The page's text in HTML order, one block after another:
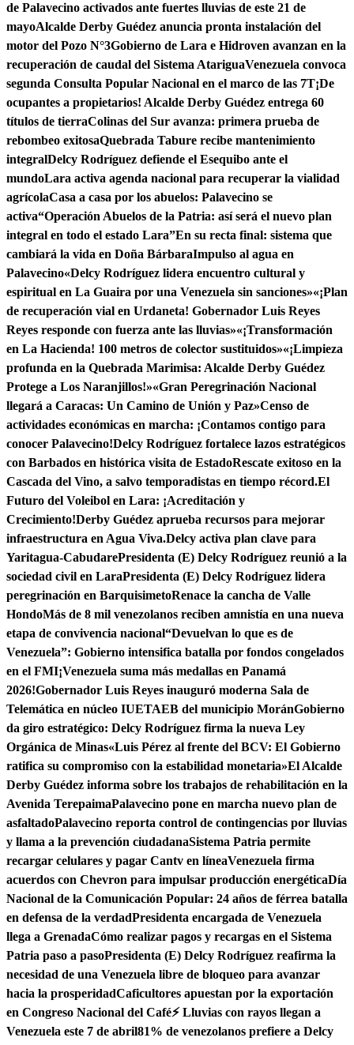
de Palavecino activados ante fuertes lluvias de este 21 de
mayoAlcalde Derby Guédez anuncia pronta instalación del
motor del Pozo N°3Gobierno de Lara e Hidroven avanzan en la
recuperación de caudal del Sistema AtariguaVenezuela convoca
segunda Consulta Popular Nacional en el marco de las 7T¡De
ocupantes a propietarios! Alcalde Derby Guédez entrega 60
títulos de tierraColinas del Sur avanza: primera prueba de
rebombeo exitosaQuebrada Tabure recibe mantenimiento
integralDelcy Rodríguez defiende el Esequibo ante el
mundoLara activa agenda nacional para recuperar la vialidad
agrícolaCasa a casa por los abuelos: Palavecino se
activa“Operación Abuelos de la Patria: así será el nuevo plan
integral en todo el estado Lara”En su recta final: sistema que
cambiará la vida en Doña BárbaraImpulso al agua en
Palavecino«Delcy Rodríguez lidera encuentro cultural y
espiritual en La Guaira por una Venezuela sin sanciones»«¡Plan
de recuperación vial en Urdaneta! Gobernador Luis Reyes
Reyes responde con fuerza ante las lluvias»«¡Transformación
en La Hacienda! 100 metros de colector sustituidos»«¡Limpieza
profunda en la Quebrada Marimisa: Alcalde Derby Guédez
Protege a Los Naranjillos!»«Gran Peregrinación Nacional
llegará a Caracas: Un Camino de Unión y Paz»Censo de
actividades económicas en marcha: ¡Contamos contigo para
conocer Palavecino!Delcy Rodríguez fortalece lazos estratégicos
con Barbados en histórica visita de EstadoRescate exitoso en la
Cascada del Vino, a salvo temporadistas en tiempo récord.El
Futuro del Voleibol en Lara: ¡Acreditación y
Crecimiento!Derby Guédez aprueba recursos para mejorar
infraestructura en Agua Viva.Delcy activa plan clave para
Yaritagua-CabudarePresidenta (E) Delcy Rodríguez reunió a la
sociedad civil en LaraPresidenta (E) Delcy Rodríguez lidera
peregrinación en BarquisimetoRenace la cancha de Valle
HondoMás de 8 mil venezolanos reciben amnistía en una nueva
etapa de convivencia nacional“Devuelvan lo que es de
Venezuela”: Gobierno intensifica batalla por fondos congelados
en el FMI¡Venezuela suma más medallas en Panamá
2026!Gobernador Luis Reyes inauguró moderna Sala de
Telemática en núcleo IUETAEB del municipio MoránGobierno
da giro estratégico: Delcy Rodríguez firma la nueva Ley
Orgánica de Minas«Luis Pérez al frente del BCV: El Gobierno
ratifica su compromiso con la estabilidad monetaria»El Alcalde
Derby Guédez informa sobre los trabajos de rehabilitación en la
Avenida TerepaimaPalavecino pone en marcha nuevo plan de
asfaltadoPalavecino reporta control de contingencias por lluvias
y llama a la prevención ciudadanaSistema Patria permite
recargar celulares y pagar Cantv en líneaVenezuela firma
acuerdos con Chevron para impulsar producción energéticaDía
Nacional de la Comunicación Popular: 24 años de férrea batalla
en defensa de la verdadPresidenta encargada de Venezuela
llega a GrenadaCómo realizar pagos y recargas en el Sistema
Patria paso a pasoPresidenta (E) Delcy Rodríguez reafirma la
necesidad de una Venezuela libre de bloqueo para avanzar
hacia la prosperidadCaficultores apuestan por la exportación
en Congreso Nacional del Café⚡ Lluvias con rayos llegan a
Venezuela este 7 de abril81% de venezolanos prefiere a Delcy